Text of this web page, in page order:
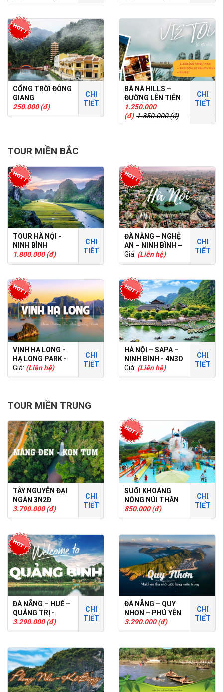
CỔNG TRỜI ĐÔNG
GIANG
250.000 (đ)
CHI
TIẾT
BÀ NÀ HILLS –
ĐƯỜNG LÊN TIÊN
CẢNH
1.250.000
(đ) 1.350.000 (đ)
CHI
TIẾT
TOUR MIỀN BẮC
TOUR HÀ NỘI -
NINH BÌNH
1.800.000 (đ)
CHI
TIẾT
ĐÀ NẴNG – NGHỆ
AN – NINH BÌNH –
HÀ NỘI 5N4Đ
Giá: (Liên hệ)
CHI
TIẾT
VỊNH HẠ LONG -
HẠ LONG PARK -
2N1Đ
Giá: (Liên hệ)
CHI
TIẾT
HÀ NỘI – SAPA –
NINH BÌNH - 4N3D
- TOUR RIÊNG
Giá: (Liên hệ)
CHI
TIẾT
TOUR MIỀN TRUNG
TÂY NGUYỄN ĐẠI
NGÀN 3N2Đ
3.790.000 (đ)
CHI
TIẾT
SUỐI KHOÁNG
NÓNG NÚI THẦN
TÀI
850.000 (đ)
CHI
TIẾT
ĐÀ NẴNG – HUẾ –
QUẢNG TRỊ -
QUẢNG BÌNH
3N2Đ
3.290.000 (đ)
CHI
TIẾT
ĐÀ NẴNG – QUY
NHƠN – PHÚ YÊN
3N2Đ
3.290.000 (đ)
CHI
TIẾT